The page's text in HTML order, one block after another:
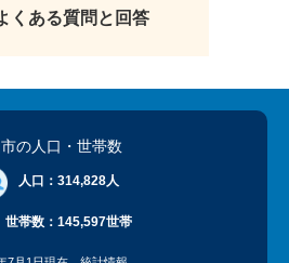
くある質問と回答
の人口 ・世帯数
人口： 314,828人
世帯数： 145,597世帯